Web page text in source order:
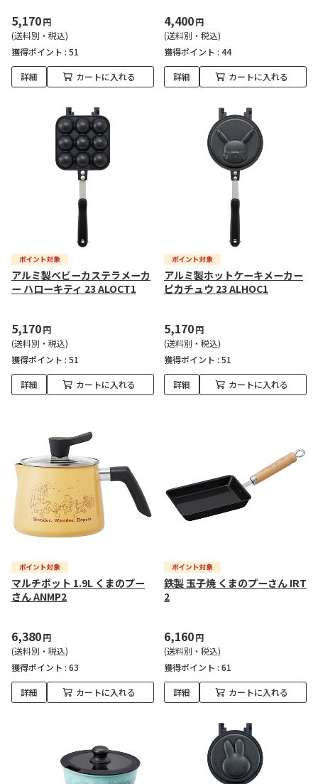
5,170円
(送料別・税込)
獲得ポイント : 51
詳細 カートに入れる
4,400円
(送料別・税込)
獲得ポイント : 44
詳細 カートに入れる
アルミ製ベビーカステラメーカ
ー ハローキティ 23 ALOCT1
5,170円
(送料別・税込)
獲得ポイント : 51
詳細 カートに入れる
アルミ製ホットケーキメーカー
ピカチュウ 23 ALHOC1
5,170円
(送料別・税込)
獲得ポイント : 51
詳細 カートに入れる
マルチポット 1.9L くまのプー
さん ANMP2
6,380円
(送料別・税込)
獲得ポイント : 63
詳細 カートに入れる
鉄製 玉子焼 くまのプーさん IRT
2
6,160円
(送料別・税込)
獲得ポイント : 61
詳細 カートに入れる